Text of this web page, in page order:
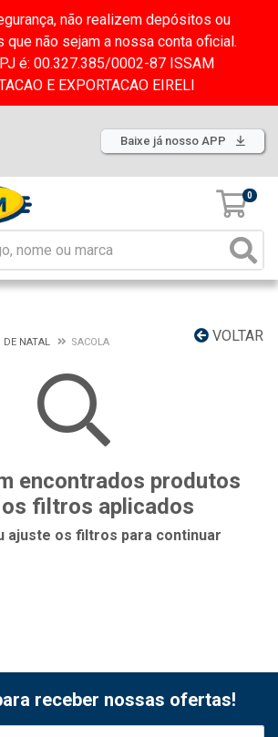
não realizem depósitos ou
que não sejam a nossa conta oficial.
é: 00.327.385/0002-87 ISSAM
E EXPORTACAO EIRELI
Baixe já nosso APP
0
VOLTAR
DE NATAL SACOLA
encontrados produtos
filtros aplicados
ajuste os filtros para continuar
receber nossas ofertas!